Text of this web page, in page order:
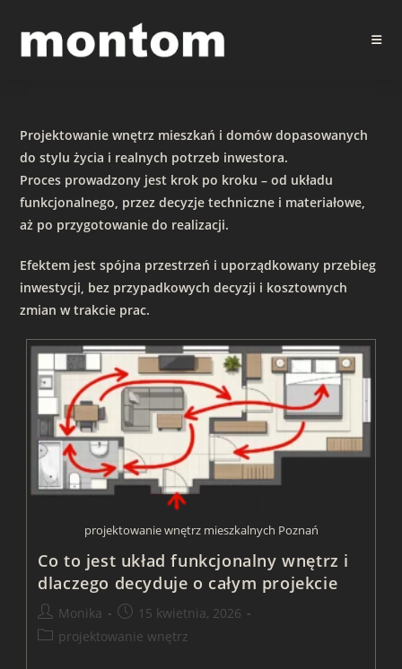
content
Projektowanie wnętrz mieszkań i domów dopasowanych
do stylu życia i realnych potrzeb inwestora.
Proces prowadzony jest krok po kroku – od układu
funkcjonalnego, przez decyzje techniczne i materiałowe,
aż po przygotowanie do realizacji.
Efektem jest spójna przestrzeń i uporządkowany przebieg
inwestycji, bez przypadkowych decyzji i kosztownych
zmian w trakcie prac.
projektowanie wnętrz mieszkalnych Poznań
Co to jest układ funkcjonalny wnętrz i
dlaczego decyduje o całym projekcie
Post
author:
Monika
Post
published:
15 kwietnia, 2026
Postprojektowanie wnętrz